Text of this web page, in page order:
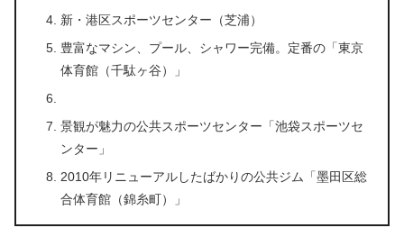
新・港区スポーツセンター（芝浦）
豊富なマシン、プール、シャワー完備。定番の「東京
体育館（千駄ヶ谷）」
景観が魅力の公共スポーツセンター「池袋スポーツセ
ンター」
2010年リニューアルしたばかりの公共ジム「墨田区総
合体育館（錦糸町）」